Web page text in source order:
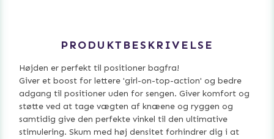
PRODUKTBESKRIVELSE
Højden er perfekt til positioner bagfra!
Giver et boost for lettere 'girl-on-top-action' og bedre
adgang til positioner uden for sengen. Giver komfort og
støtte ved at tage vægten af ​​knæene og ryggen og
samtidig give den perfekte vinkel til den ultimative
stimulering. Skum med høj densitet forhindrer dig i at